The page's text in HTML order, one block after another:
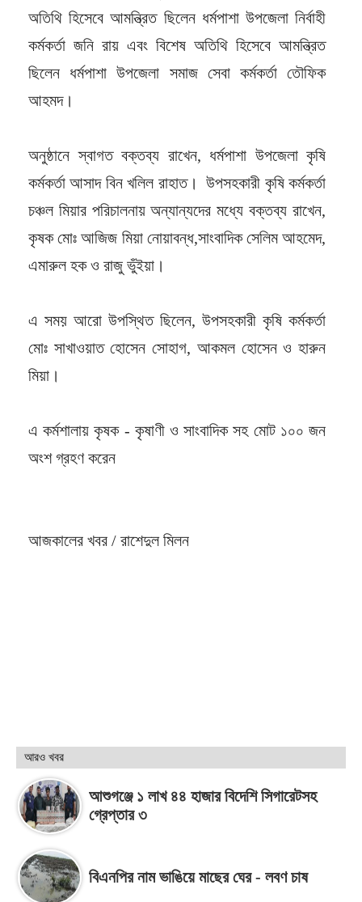
অতিথি হিসেবে আমন্ত্রিত ছিলেন ধর্মপাশা উপজেলা নির্বাহী
কর্মকর্তা জনি রায় এবং বিশেষ অতিথি হিসেবে আমন্ত্রিত
ছিলেন ধর্মপাশা উপজেলা সমাজ সেবা কর্মকর্তা তৌফিক
আহমদ।
অনুষ্ঠানে স্বাগত বক্তব্য রাখেন, ধর্মপাশা উপজেলা কৃষি
কর্মকর্তা আসাদ বিন খলিল রাহাত। উপসহকারী কৃষি কর্মকর্তা
চঞ্চল মিয়ার পরিচালনায় অন্যান্যদের মধ্যে বক্তব্য রাখেন,
কৃষক মোঃ আজিজ মিয়া নোয়াবন্ধ,সাংবাদিক সেলিম আহমেদ,
এমারুল হক ও রাজু ভুঁইয়া।
এ সময় আরো উপস্থিত ছিলেন, উপসহকারী কৃষি কর্মকর্তা
মোঃ সাখাওয়াত হোসেন সোহাগ, আকমল হোসেন ও হারুন
মিয়া।
এ কর্মশালায় কৃষক - কৃষাণী ও সাংবাদিক সহ মোট ১০০ জন
অংশ গ্রহণ করেন
আজকালের খবর / রাশেদুল মিলন
আরও খবর
আশুগঞ্জে ১ লাখ ৪৪ হাজার বিদেশি সিগারেটসহ
গ্রেপ্তার ৩
বিএনপির নাম ভাঙিয়ে মাছের ঘের - লবণ চাষ